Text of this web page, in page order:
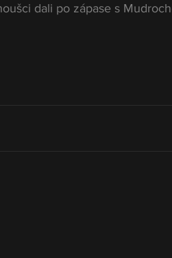
dali po zápase s